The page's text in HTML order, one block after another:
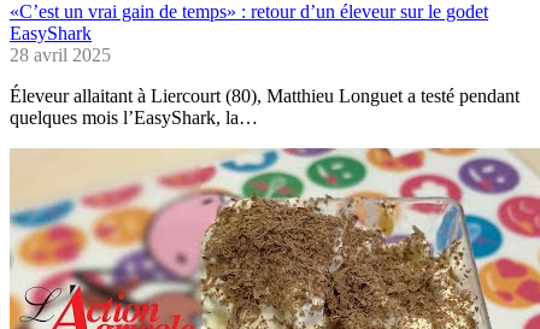
«C’est un vrai gain de temps» : retour d’un éleveur sur le godet
EasyShark
28 avril 2025
Éleveur allaitant à Liercourt (80), Matthieu Longuet a testé pendant
quelques mois l’EasyShark, la…